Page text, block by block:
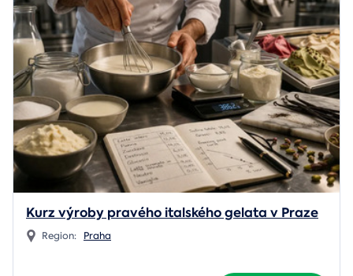
Kurz výroby pravého italského gelata v Praze
Region: Praha